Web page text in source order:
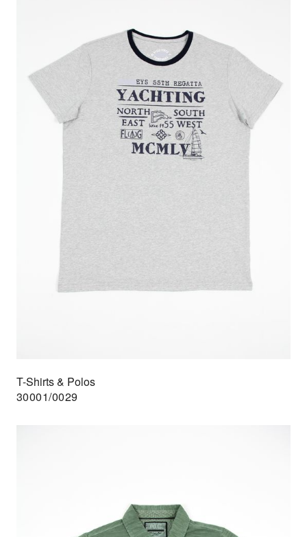
T-Shirts & Polos
30001/0029